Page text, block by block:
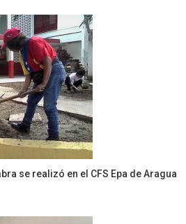
se realizó en el CFS Epa de Aragua